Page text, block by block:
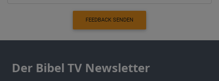
FEEDBACK SENDEN
Der Bibel TV Newsletter